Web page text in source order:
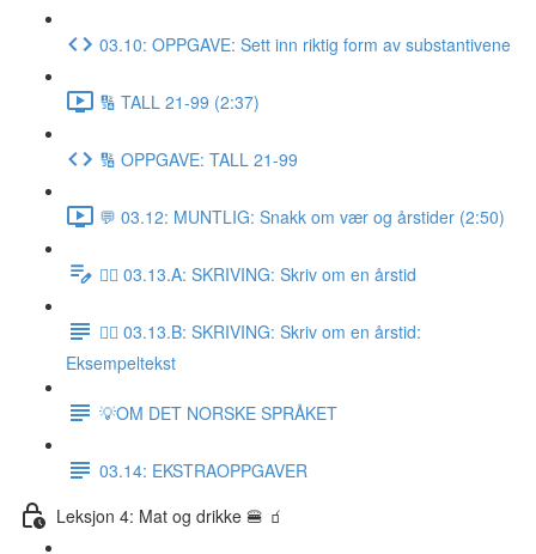
03.10: OPPGAVE: Sett inn riktig form av substantivene
🔢 TALL 21-99 (2:37)
🔢 OPPGAVE: TALL 21-99
💬 03.12: MUNTLIG: Snakk om vær og årstider (2:50)
✍🏼 03.13.A: SKRIVING: Skriv om en årstid
✍🏼 03.13.B: SKRIVING: Skriv om en årstid:
Eksempeltekst
💡OM DET NORSKE SPRÅKET
03.14: EKSTRAOPPGAVER
Leksjon 4: Mat og drikke 🍔 🧃